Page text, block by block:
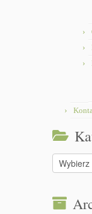
Kategorie